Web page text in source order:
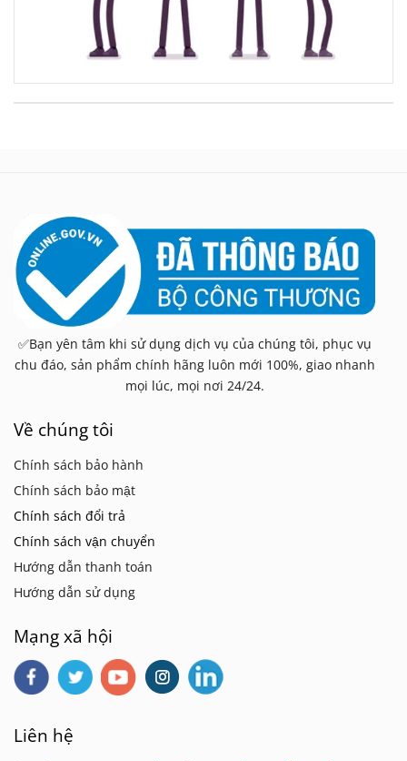
✅Bạn yên tâm khi sử dụng dịch vụ của chúng tôi, phục vụ
chu đáo, sản phẩm chính hãng luôn mới 100%, giao nhanh
mọi lúc, mọi nơi 24/24.
Về chúng tôi
Chính sách bảo hành
Chính sách bảo mật
Chính sách đổi trả
Chính sách vận chuyển
Hướng dẫn thanh toán
Hướng dẫn sử dụng
Mạng xã hội
Liên hệ